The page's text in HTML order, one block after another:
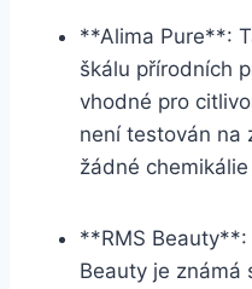
**Alima Pure**:
škálu přírodních
vhodné pro
není testován na
žádné
**RMS Beauty**:
⁣Beauty je známá